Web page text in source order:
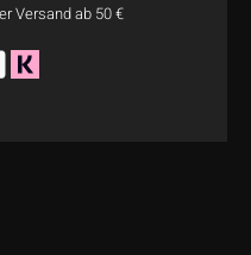
Versand ab 50 €